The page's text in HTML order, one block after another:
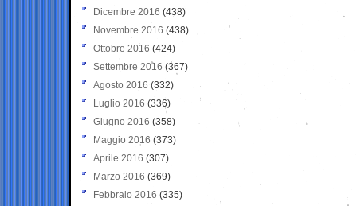
Dicembre 2016 (438)
Novembre 2016 (438)
Ottobre 2016 (424)
Settembre 2016 (367)
Agosto 2016 (332)
Luglio 2016 (336)
Giugno 2016 (358)
Maggio 2016 (373)
Aprile 2016 (307)
Marzo 2016 (369)
Febbraio 2016 (335)